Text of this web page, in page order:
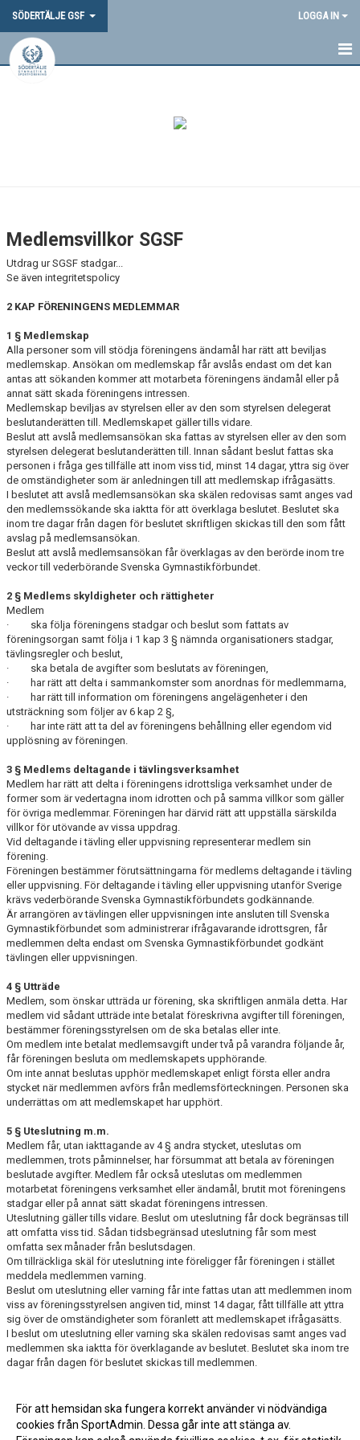
SÖDERTÄLJE GSF LOGGA IN
SOCIALA MEDIER
INTEGRITETSPOLICY
VÄRDEGRUND
HANDLINGSPLAN MOT ÄTSTÖRNINGAR
UPPFÖRANDEKOD
INSTRUKTIONER FÖR ATT TILLVARATA ENSKILDAS RÄTTIGH
REGISTERUTDRAG
UTMÄRKELSER
VISSELBLÅSARE
Medlemsvillkor SGSF
Utdrag ur SGSF stadgar...
Se även integritetspolicy
2 KAP FÖRENINGENS MEDLEMMAR
1 § Medlemskap
Alla personer som vill stödja föreningens ändamål har rätt att beviljas
medlemskap. Ansökan om medlemskap får avslås endast om det kan
antas att sökanden kommer att motarbeta föreningens ändamål eller på
annat sätt skada föreningens intressen.
Medlemskap beviljas av styrelsen eller av den som styrelsen delegerat
beslutanderätten till. Medlemskapet gäller tills vidare.
Beslut att avslå medlemsansökan ska fattas av styrelsen eller av den som
styrelsen delegerat beslutanderätten till. Innan sådant beslut fattas ska
personen i fråga ges tillfälle att inom viss tid, minst 14 dagar, yttra sig över
de omständigheter som är anledningen till att medlemskap ifrågasätts.
I beslutet att avslå medlemsansökan ska skälen redovisas samt anges vad
den medlemssökande ska iaktta för att överklaga beslutet. Beslutet ska
inom tre dagar från dagen för beslutet skriftligen skickas till den som fått
avslag på medlemsansökan.
Beslut att avslå medlemsansökan får överklagas av den berörde inom tre
veckor till vederbörande Svenska Gymnastikförbundet.
2 § Medlems skyldigheter och rättigheter
Medlem
· ska följa föreningens stadgar och beslut som fattats av
föreningsorgan samt följa i 1 kap 3 § nämnda organisationers stadgar,
tävlingsregler och beslut,
· ska betala de avgifter som beslutats av föreningen,
· har rätt att delta i sammankomster som anordnas för medlemmarna,
· har rätt till information om föreningens angelägenheter i den
utsträckning som följer av 6 kap 2 §,
· har inte rätt att ta del av föreningens behållning eller egendom vid
upplösning av föreningen.
3 § Medlems deltagande i tävlingsverksamhet
Medlem har rätt att delta i föreningens idrottsliga verksamhet under de
former som är vedertagna inom idrotten och på samma villkor som gäller
för övriga medlemmar. Föreningen har därvid rätt att uppställa särskilda
villkor för utövande av vissa uppdrag.
Vid deltagande i tävling eller uppvisning representerar medlem sin
förening.
Föreningen bestämmer förutsättningarna för medlems deltagande i tävling
eller uppvisning. För deltagande i tävling eller uppvisning utanför Sverige
krävs vederbörande Svenska Gymnastikförbundets godkännande.
Är arrangören av tävlingen eller uppvisningen inte ansluten till Svenska
Gymnastikförbundet som administrerar ifrågavarande idrottsgren, får
medlemmen delta endast om Svenska Gymnastikförbundet godkänt
tävlingen eller uppvisningen.
4 § Utträde
Medlem, som önskar utträda ur förening, ska skriftligen anmäla detta. Har
medlem vid sådant utträde inte betalat föreskrivna avgifter till föreningen,
bestämmer föreningsstyrelsen om de ska betalas eller inte.
Om medlem inte betalat medlemsavgift under två på varandra följande år,
får föreningen besluta om medlemskapets upphörande.
Om inte annat beslutas upphör medlemskapet enligt första eller andra
stycket när medlemmen avförs från medlemsförteckningen. Personen ska
underrättas om att medlemskapet har upphört.
5 § Uteslutning m.m.
Medlem får, utan iakttagande av 4 § andra stycket, uteslutas om
medlemmen, trots påminnelser, har försummat att betala av föreningen
beslutade avgifter. Medlem får också uteslutas om medlemmen
motarbetat föreningens verksamhet eller ändamål, brutit mot föreningens
stadgar eller på annat sätt skadat föreningens intressen.
Uteslutning gäller tills vidare. Beslut om uteslutning får dock begränsas till
att omfatta viss tid. Sådan tidsbegränsad uteslutning får som mest
omfatta sex månader från beslutsdagen.
Om tillräckliga skäl för uteslutning inte föreligger får föreningen i stället
meddela medlemmen varning.
Beslut om uteslutning eller varning får inte fattas utan att medlemmen inom
viss av föreningsstyrelsen angiven tid, minst 14 dagar, fått tillfälle att yttra
sig över de omständigheter som föranlett att medlemskapet ifrågasätts.
I beslut om uteslutning eller varning ska skälen redovisas samt anges vad
medlemmen ska iaktta för överklagande av beslutet. Beslutet ska inom tre
dagar från dagen för beslutet skickas till medlemmen.
Beslut om upphörande av enskilds medlemskap gäller inte förrän
klagotiden utgått, eller då beslut överklagats, ärendet blivit slutligt avgjort.
För att hemsidan ska fungera korrekt använder vi nödvändiga
cookies från SportAdmin. Dessa går inte att stänga av.